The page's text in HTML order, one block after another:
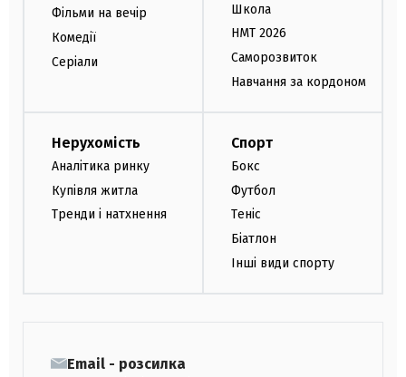
Фільми на вечір
Комедії
Серіали
Школа
НМТ 2026
Саморозвиток
Навчання за кордоном
Нерухомість
Аналітика ринку
Купівля житла
Тренди і натхнення
Спорт
Бокс
Футбол
Теніс
Біатлон
Інші види спорту
Email - розсилка